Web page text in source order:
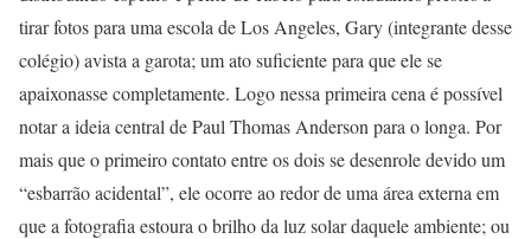
tirar fotos para uma escola de Los Angeles, Gary (integrante desse
colégio) avista a garota; um ato suficiente para que ele se
apaixonasse completamente. Logo nessa primeira cena é possível
notar a ideia central de Paul Thomas Anderson para o longa. Por
mais que o primeiro contato entre os dois se desenrole devido um
“esbarrão acidental”, ele ocorre ao redor de uma área externa em
que a fotografia estoura o brilho da luz solar daquele ambiente; ou